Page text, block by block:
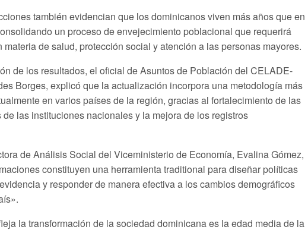
también evidencian que los dominicanos viven más años que en
un proceso de envejecimiento poblacional que requerirá
materia de salud, protección social y atención a las personas mayores.
de los resultados, el oficial de Asuntos de Población del CELADE-
Borges, explicó que la actualización incorpora una metodología más
en varios países de la región, gracias al fortalecimiento de las
las instituciones nacionales y la mejora de los registros
de Análisis Social del Viceministerio de Economía, Evalina Gómez,
constituyen una herramienta traditional para diseñar políticas
y responder de manera efectiva a los cambios demográficos
la transformación de la sociedad dominicana es la edad media de la